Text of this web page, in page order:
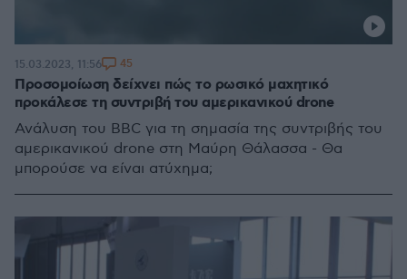
Προσομοίωση δείχνει πώς το ρωσικό μαχητικό
προκάλεσε τη συντριβή του αμερικανικού drone
Ανάλυση του BBC για τη σημασία της συντριβής του
αμερικανικού drone στη Μαύρη Θάλασσα - Θα
μπορούσε να είναι ατύχημα;
15.03.2023, 11:56 45